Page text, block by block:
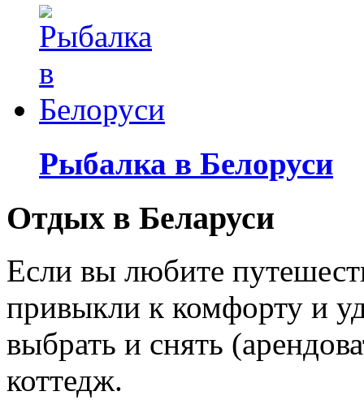
Рыбалка в Белоруси
Отдых в Беларуси
Если вы любите
привыкли к комфорту и
выбрать и снять
коттедж.